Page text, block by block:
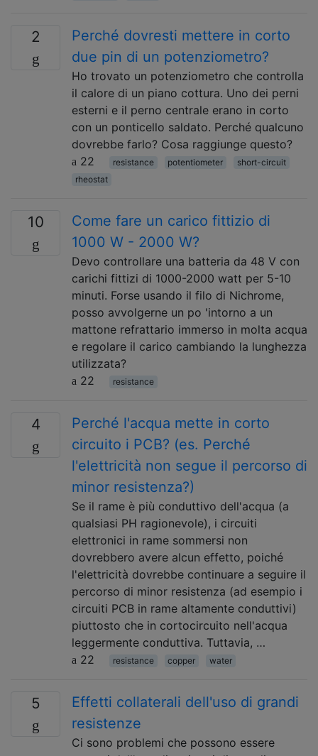
2
Perché dovresti mettere in corto
due pin di un potenziometro?
Ho trovato un potenziometro che controlla
il calore di un piano cottura. Uno dei perni
esterni e il perno centrale erano in corto
con un ponticello saldato. Perché qualcuno
dovrebbe farlo? Cosa raggiunge questo?
22
resistance potentiometer
short-circuit
rheostat
10
Come fare un carico fittizio di
1000 W - 2000 W?
Devo controllare una batteria da 48 V con
carichi fittizi di 1000-2000 watt per 5-10
minuti. Forse usando il filo di Nichrome,
posso avvolgerne un po 'intorno a un
mattone refrattario immerso in molta acqua
e regolare il carico cambiando la lunghezza
utilizzata?
22
resistance
4
Perché l'acqua mette in corto
circuito i PCB? (es. Perché
l'elettricità non segue il percorso di
minor resistenza?)
Se il rame è più conduttivo dell'acqua (a
qualsiasi PH ragionevole), i circuiti
elettronici in rame sommersi non
dovrebbero avere alcun effetto, poiché
l'elettricità dovrebbe continuare a seguire il
percorso di minor resistenza (ad esempio i
circuiti PCB in rame altamente conduttivi)
piuttosto che in cortocircuito nell'acqua
leggermente conduttiva. Tuttavia, …
22
resistance copper water
5
Effetti collaterali dell'uso di grandi
resistenze
Ci sono problemi che possono essere